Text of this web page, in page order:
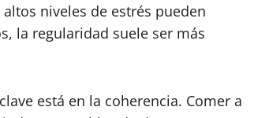
niveles de estrés pueden
la regularidad suele ser más
está en la coherencia. Comer a